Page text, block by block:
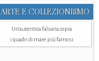
ARTE E COLLEZIONISMO
Un’autentica falsaria copia
i quadri di mare più famosi